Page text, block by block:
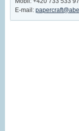
E-mail: